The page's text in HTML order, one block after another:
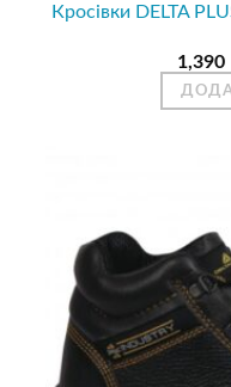
Кросівки DELTA
1,390